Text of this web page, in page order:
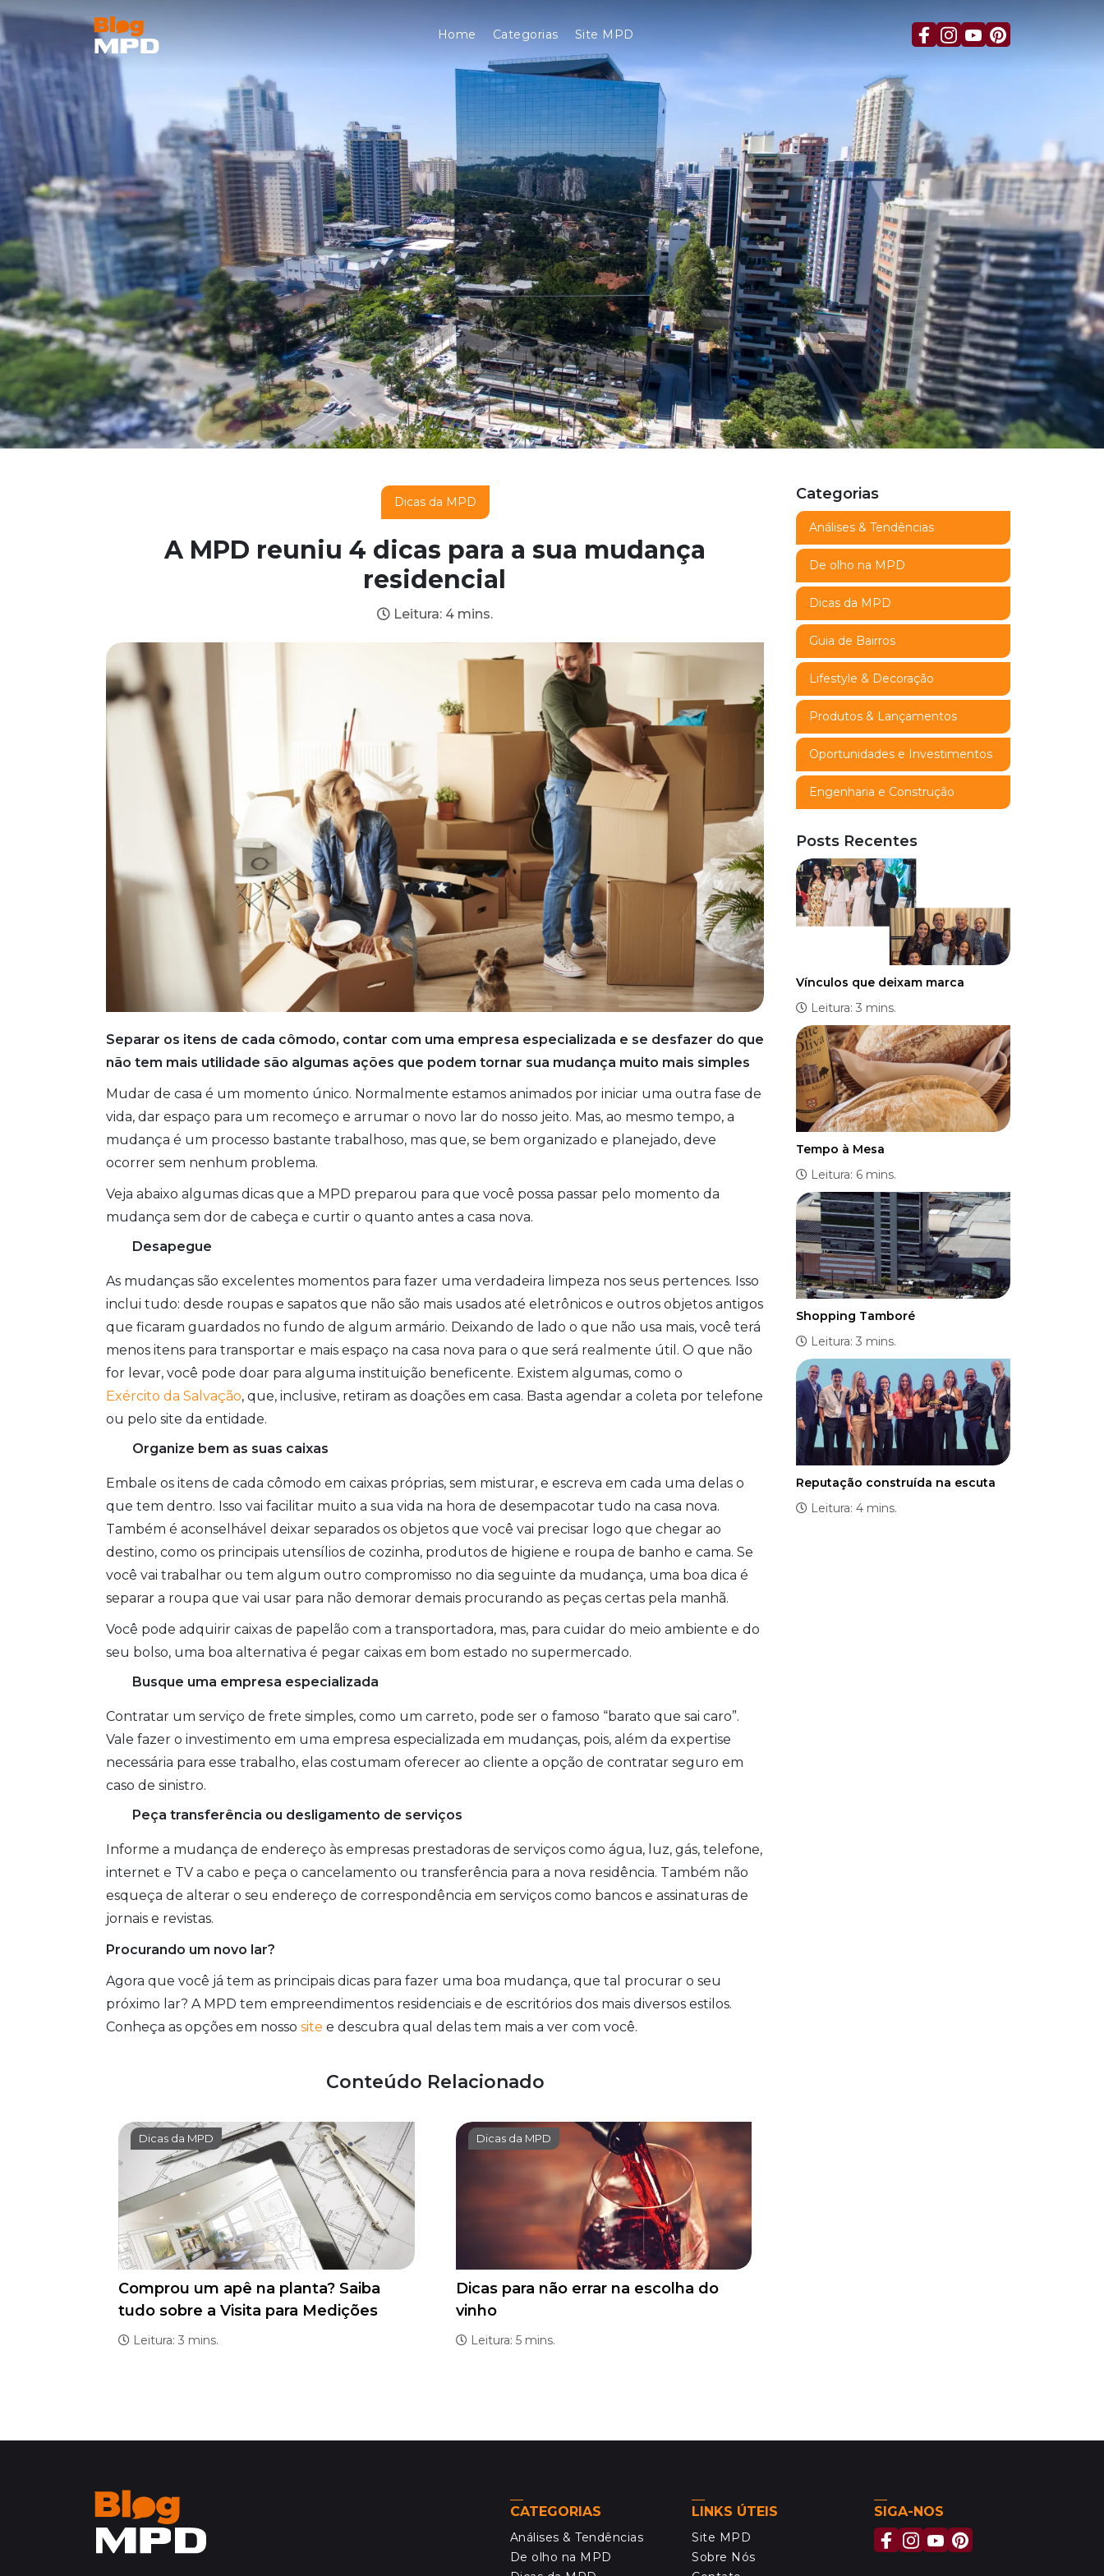
Home Categorias Site MPD
Dicas da MPD
A MPD reuniu 4 dicas para a sua mudança
residencial
Leitura: 4 mins.
Separar os itens de cada cômodo, contar com uma empresa especializada e se desfazer do que
não tem mais utilidade são algumas ações que podem tornar sua mudança muito mais simples
Mudar de casa é um momento único. Normalmente estamos animados por iniciar uma outra fase de
vida, dar espaço para um recomeço e arrumar o novo lar do nosso jeito. Mas, ao mesmo tempo, a
mudança é um processo bastante trabalhoso, mas que, se bem organizado e planejado, deve
ocorrer sem nenhum problema.
Veja abaixo algumas dicas que a MPD preparou para que você possa passar pelo momento da
mudança sem dor de cabeça e curtir o quanto antes a casa nova.
Desapegue
As mudanças são excelentes momentos para fazer uma verdadeira limpeza nos seus pertences. Isso
inclui tudo: desde roupas e sapatos que não são mais usados até eletrônicos e outros objetos antigos
que ficaram guardados no fundo de algum armário. Deixando de lado o que não usa mais, você terá
menos itens para transportar e mais espaço na casa nova para o que será realmente útil. O que não
for levar, você pode doar para alguma instituição beneficente. Existem algumas, como o
Exército da Salvação, que, inclusive, retiram as doações em casa. Basta agendar a coleta por telefone
ou pelo site da entidade.
Organize bem as suas caixas
Embale os itens de cada cômodo em caixas próprias, sem misturar, e escreva em cada uma delas o
que tem dentro. Isso vai facilitar muito a sua vida na hora de desempacotar tudo na casa nova.
Também é aconselhável deixar separados os objetos que você vai precisar logo que chegar ao
destino, como os principais utensílios de cozinha, produtos de higiene e roupa de banho e cama. Se
você vai trabalhar ou tem algum outro compromisso no dia seguinte da mudança, uma boa dica é
separar a roupa que vai usar para não demorar demais procurando as peças certas pela manhã.
Você pode adquirir caixas de papelão com a transportadora, mas, para cuidar do meio ambiente e do
seu bolso, uma boa alternativa é pegar caixas em bom estado no supermercado.
Busque uma empresa especializada
Contratar um serviço de frete simples, como um carreto, pode ser o famoso “barato que sai caro”.
Vale fazer o investimento em uma empresa especializada em mudanças, pois, além da expertise
necessária para esse trabalho, elas costumam oferecer ao cliente a opção de contratar seguro em
caso de sinistro.
Peça transferência ou desligamento de serviços
Informe a mudança de endereço às empresas prestadoras de serviços como água, luz, gás, telefone,
internet e TV a cabo e peça o cancelamento ou transferência para a nova residência. Também não
esqueça de alterar o seu endereço de correspondência em serviços como bancos e assinaturas de
jornais e revistas.
Procurando um novo lar?
Agora que você já tem as principais dicas para fazer uma boa mudança, que tal procurar o seu
próximo lar? A MPD tem empreendimentos residenciais e de escritórios dos mais diversos estilos.
Conheça as opções em nosso site e descubra qual delas tem mais a ver com você.
Conteúdo Relacionado
Dicas da MPD
Comprou um apê na planta? Saiba
tudo sobre a Visita para Medições
Leitura: 3 mins.
Dicas da MPD
Dicas para não errar na escolha do
vinho
Leitura: 5 mins.
Categorias
Análises & Tendências
De olho na MPD
Dicas da MPD
Guia de Bairros
Lifestyle & Decoração
Produtos & Lançamentos
Oportunidades e Investimentos
Engenharia e Construção
Posts Recentes
Vínculos que deixam marca
Leitura: 3 mins.
Tempo à Mesa
Leitura: 6 mins.
Shopping Tamboré
Leitura: 3 mins.
Reputação construída na escuta
Leitura: 4 mins.
CATEGORIAS
Análises & Tendências
De olho na MPD
LINKS ÚTEIS
Site MPD
Sobre Nós
SIGA-NOS